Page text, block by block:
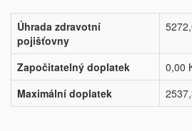
Úhrada zdravotní
pojišťovny
Započitatelný doplatek
0,00
Maximální doplatek